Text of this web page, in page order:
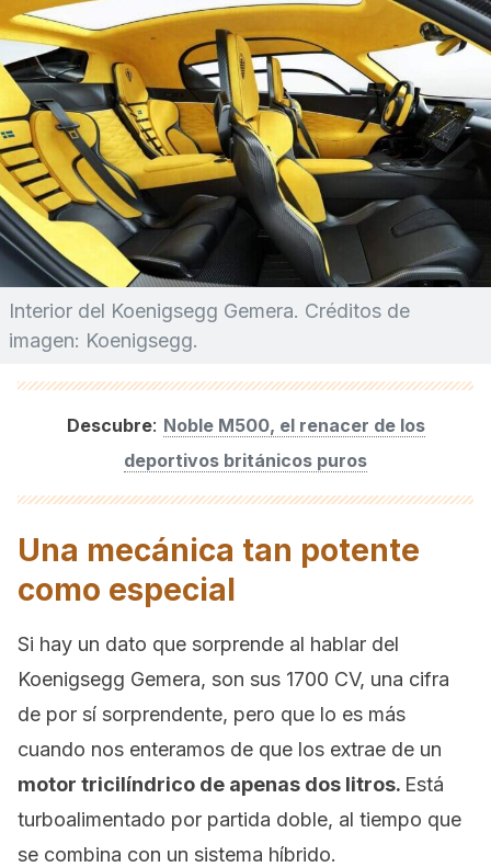
Interior del Koenigsegg Gemera. Créditos de
imagen: Koenigsegg.
Descubre: Noble M500, el renacer de los
deportivos británicos puros
Una mecánica tan potente
como especial
Si hay un dato que sorprende al hablar del
Koenigsegg Gemera, son sus 1700 CV, una cifra
de por sí sorprendente, pero que lo es más
cuando nos enteramos de que los extrae de un
motor tricilíndrico de apenas dos litros. Está
turboalimentado por partida doble, al tiempo que
se combina con un sistema híbrido.